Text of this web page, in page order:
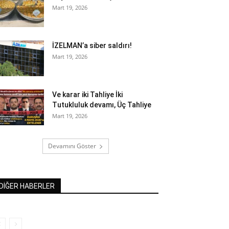
Mart 19, 2026
İZELMAN’a siber saldırı!
Mart 19, 2026
Ve karar iki Tahliye İki
Tutukluluk devamı, Üç Tahliye
Mart 19, 2026
Devamını Göster
HABERLER